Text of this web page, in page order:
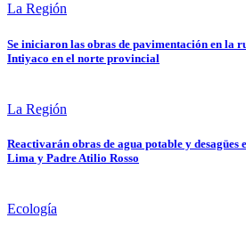
La Región
Se iniciaron las obras de pavimentación en la
Intiyaco en el norte provincial
La Región
Reactivarán obras de agua potable y desagües
Lima y Padre Atilio Rosso
Ecología